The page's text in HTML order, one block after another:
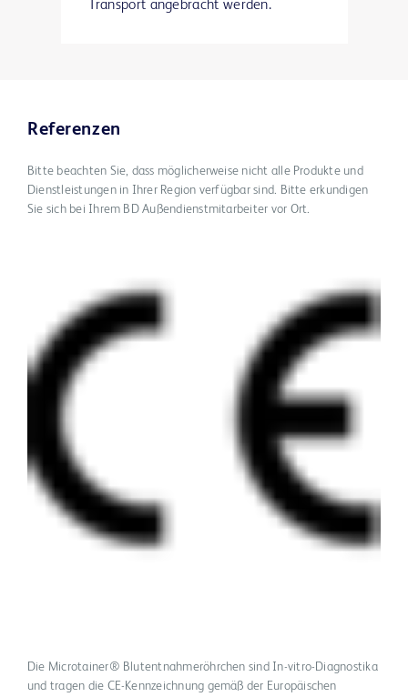
Transport angebracht werden.
Referenzen
Bitte beachten Sie, dass möglicherweise nicht alle Produkte und
Dienstleistungen in Ihrer Region verfügbar sind. Bitte erkundigen
Sie sich bei Ihrem BD Außendienstmitarbeiter vor Ort.
Die Microtainer® Blutentnahmeröhrchen sind In-vitro-Diagnostika
und tragen die CE-Kennzeichnung gemäß der Europäischen